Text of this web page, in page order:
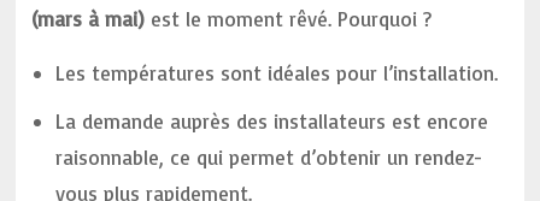
(mars à mai) est le moment rêvé. Pourquoi ?
Les températures sont idéales pour l’installation.
La demande auprès des installateurs est encore
raisonnable, ce qui permet d’obtenir un rendez-
vous plus rapidement.